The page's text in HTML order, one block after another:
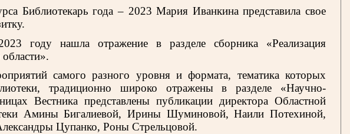
Библиотекарь года – 2023 Мария Иванкина представила свое
году нашла отражение в разделе сборника «Реализация
самого разного уровня и формата, тематика которых
традиционно широко отражены в разделе «Научно-
Вестника представлены публикации директора Областной
Амины Бигалиевой, Ирины Шуминовой, Наили Потехиной,
Цупанко, Роны Стрельцовой.